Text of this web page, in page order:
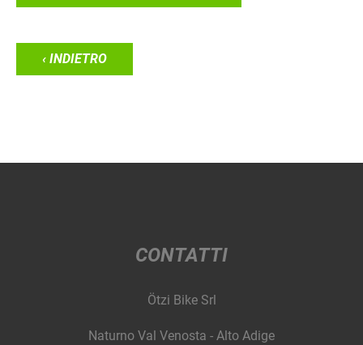
‹ INDIETRO
CONTATTI
Ötzi Bike Srl
Naturno Val Venosta - Alto Adige